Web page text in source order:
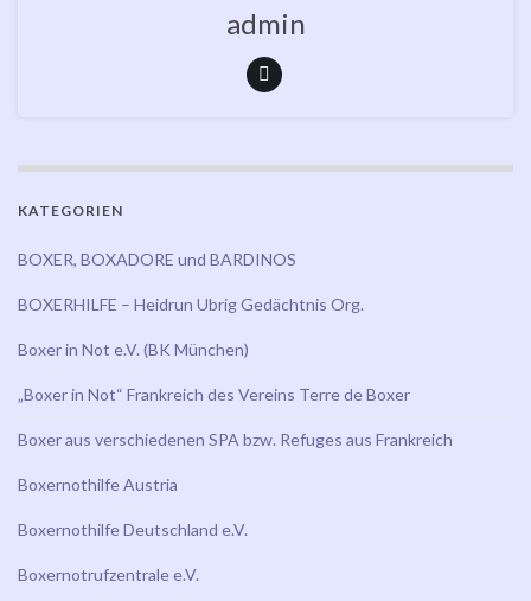
admin
KATEGORIEN
BOXER, BOXADORE und BARDINOS
BOXERHILFE – Heidrun Ubrig Gedächtnis Org.
Boxer in Not e.V. (BK München)
„Boxer in Not“ Frankreich des Vereins Terre de Boxer
Boxer aus verschiedenen SPA bzw. Refuges aus Frankreich
Boxernothilfe Austria
Boxernothilfe Deutschland e.V.
Boxernotrufzentrale e.V.